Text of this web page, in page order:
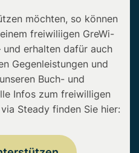
möchten, so können
freiwiliigen GreWi-
erhalten dafür auch
Gegenleistungen und
Buch- und
Infos zum freiwilligen
Steady finden Sie hier: